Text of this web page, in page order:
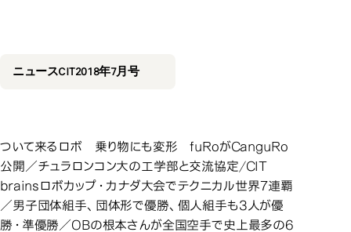
2018年7月号
ニュースCIT2018年7月号
ついて来るロボ 乗り物にも変形 fuRoがCanguRo
公開／チュラロンコン大の工学部と交流協定/CIT
brainsロボカップ・カナダ大会でテクニカル世界7連覇
／男子団体組手、団体形で優勝、個人組手も3人が優
勝・準優勝／OBの根本さんが全国空手で史上最多の6